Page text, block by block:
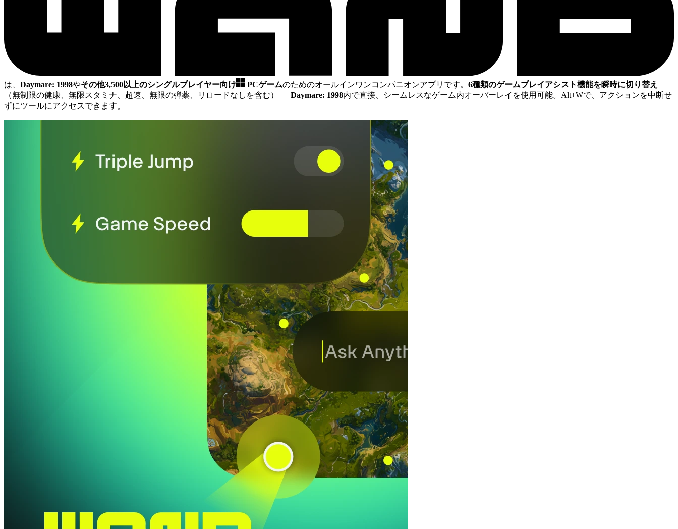
は、 Daymare: 1998やその他3,500以上のシングルプレイヤー向け PCゲームのためのオールインワンコンパニオンアプリです。 6種類のゲームプレイアシスト機能を瞬時に切り替え
（無制限の健康、無限スタミナ、超速、無限の弾薬、リロードなしを含む） — Daymare: 1998内で直接、シームレスなゲーム内オーバーレイを使用可能。Alt+Wで、アクションを中断せ
ずにツールにアクセスできます。